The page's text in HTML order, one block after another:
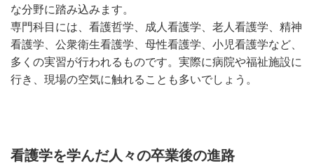
な分野に踏み込みます。
専門科目には、看護哲学、成人看護学、老人看護学、精神
看護学、公衆衛生看護学、母性看護学、小児看護学など、
多くの実習が行われるものです。実際に病院や福祉施設に
行き、現場の空気に触れることも多いでしょう。
看護学を学んだ人々の卒業後の進路